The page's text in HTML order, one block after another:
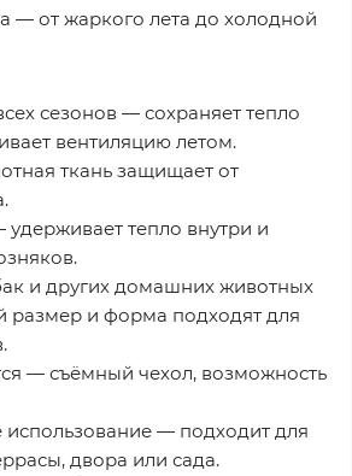
— от жаркого лета до холодной
сезонов — сохраняет тепло
вентиляцию летом.
ткань защищает от
тепло внутри и
и других домашних животных
размер и форма подходят для
— съёмный чехол, возможность
использование — подходит для
двора или сада.